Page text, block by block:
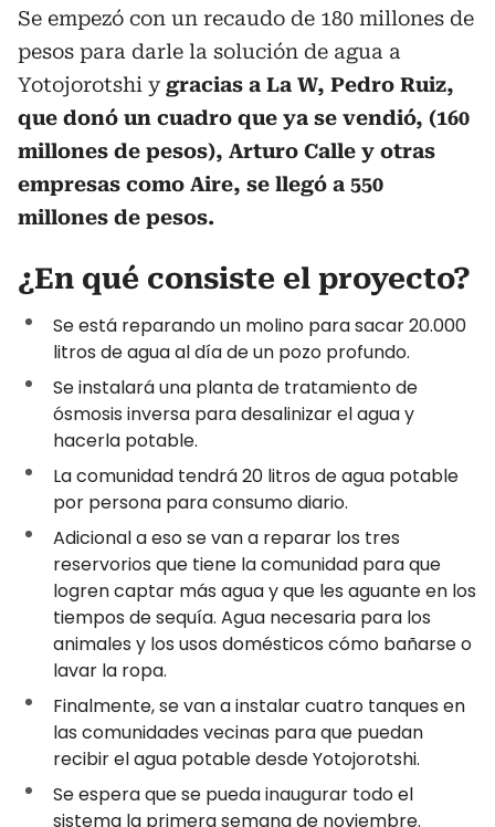
Se empezó con un recaudo de 180 millones de
pesos para darle la solución de agua a
Yotojorotshi ygracias a La W, Pedro Ruiz,
que donó un cuadro que ya se vendió, (160
millones de pesos), Arturo Calle y otras
empresas como Aire, se llegó a 550
millones de pesos.
¿En qué consiste el proyecto?
Se está reparando un molino para sacar 20.000
litros de agua al día de un pozo profundo.
Se instalará una planta de tratamiento de
ósmosis inversa para desalinizar el agua y
hacerla potable.
La comunidad tendrá 20 litros de agua potable
por persona para consumo diario.
Adicional a eso se van a reparar los tres
reservorios que tiene la comunidad para que
logren captar más agua y que les aguante en los
tiempos de sequía. Agua necesaria para los
animales y los usos domésticos cómo bañarse o
lavar la ropa.
Finalmente, se van a instalar cuatro tanques en
las comunidades vecinas para que puedan
recibir el agua potable desde Yotojorotshi.
Se espera que se pueda inaugurar todo el
sistema la primera semana de noviembre.